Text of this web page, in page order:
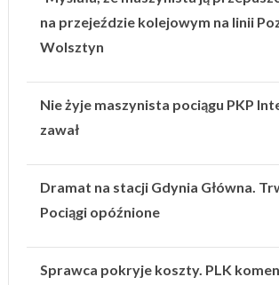
na przejeździe kolejowym na linii
Wolsztyn
Nie żyje maszynista pociągu PKP
zawał
Dramat na stacji Gdynia Główna.
Pociągi opóźnione
Sprawca pokryje koszty. PLK